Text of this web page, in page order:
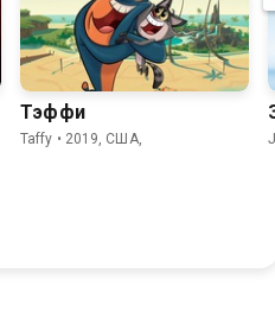
Тэффи
Taffy • 2019, США,